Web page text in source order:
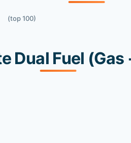
(top 100)
Dual Fuel (Gas